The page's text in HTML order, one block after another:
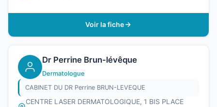
Voir la fiche
Dr Perrine Brun-lévêque
Dermatologue
CABINET DU DR Perrine BRUN-LEVEQUE
CENTRE LASER DERMATOLOGIQUE, 1 BIS PLACE